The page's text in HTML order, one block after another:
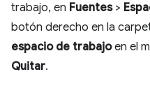
trabajo, en Fuentes>
botón derecho en la
espacio de trabajoen el
Quitar.